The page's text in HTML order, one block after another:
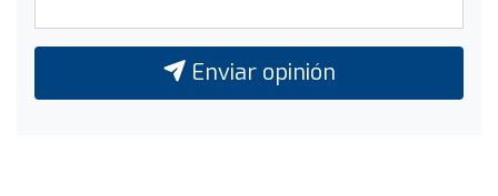
Enviar opinión